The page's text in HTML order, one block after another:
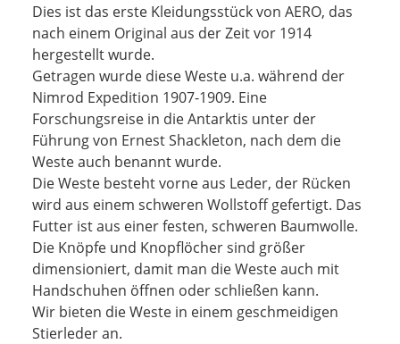
Dies ist das erste Kleidungsstück von AERO, das
nach einem Original aus der Zeit vor 1914
hergestellt wurde.
Getragen wurde diese Weste u.a. während der
Nimrod Expedition 1907-1909. Eine
Forschungsreise in die Antarktis unter der
Führung von Ernest Shackleton, nach dem die
Weste auch benannt wurde.
Die Weste besteht vorne aus Leder, der Rücken
wird aus einem schweren Wollstoff gefertigt. Das
Futter ist aus einer festen, schweren Baumwolle.
Die Knöpfe und Knopflöcher sind größer
dimensioniert, damit man die Weste auch mit
Handschuhen öffnen oder schließen kann.
Wir bieten die Weste in einem geschmeidigen
Stierleder an.